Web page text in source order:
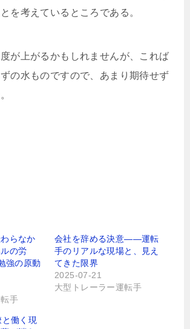
を考えているところである。
が上がるかもしれませんが、これば
の水ものですので、あまり期待せず
らなか
の労
強の原動
手
会社を辞める決意――運転
手のリアルな現場と、見え
てきた限界
2025-07-21
大型トレーラー運転手
働く現